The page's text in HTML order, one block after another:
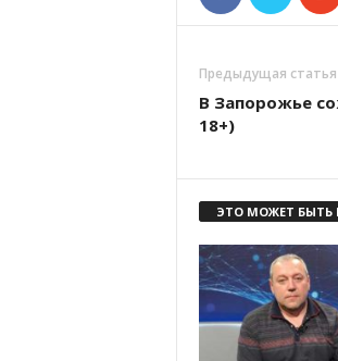
Предыдущая статья
В Запорожье
18+)
ЭТО МОЖЕТ БЫТЬ